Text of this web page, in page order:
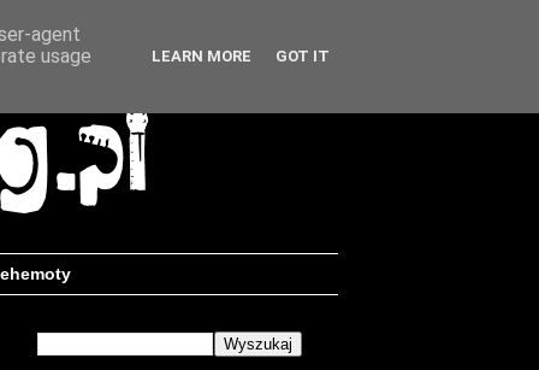
agent
usage
LEARN MORE GOT IT